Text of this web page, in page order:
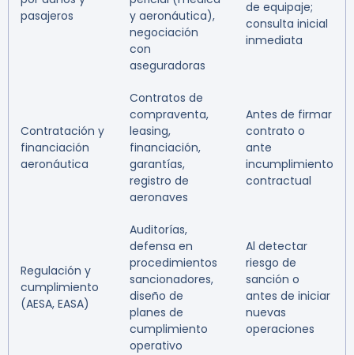
pasajeros
y aeronáutica),
negociación
con
aseguradoras
de equipaje;
consulta inicial
inmediata
Contratación y
financiación
aeronáutica
Contratos de
compraventa,
leasing,
financiación,
garantías,
registro de
aeronaves
Antes de firmar
contrato o
ante
incumplimiento
contractual
Regulación y
cumplimiento
(AESA, EASA)
Auditorías,
defensa en
procedimientos
sancionadores,
diseño de
planes de
cumplimiento
operativo
Al detectar
riesgo de
sanción o
antes de iniciar
nuevas
operaciones